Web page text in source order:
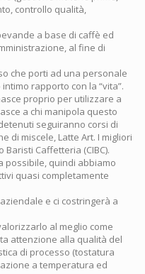
controllo qualità,
a base di caffè ed
al fine di
che porti ad una personale
rapporto con la “vita”.
proprio per utilizzare a
a chi manipola questo
seguiranno corsi di
di miscele, Latte Art. I migliori
Caffetteria (CIBC).
possibile, quindi abbiamo
quasi completamente
e ci costringerà a
al meglio come
attenzione alla qualità del
di processo (tostatura
a temperatura ed